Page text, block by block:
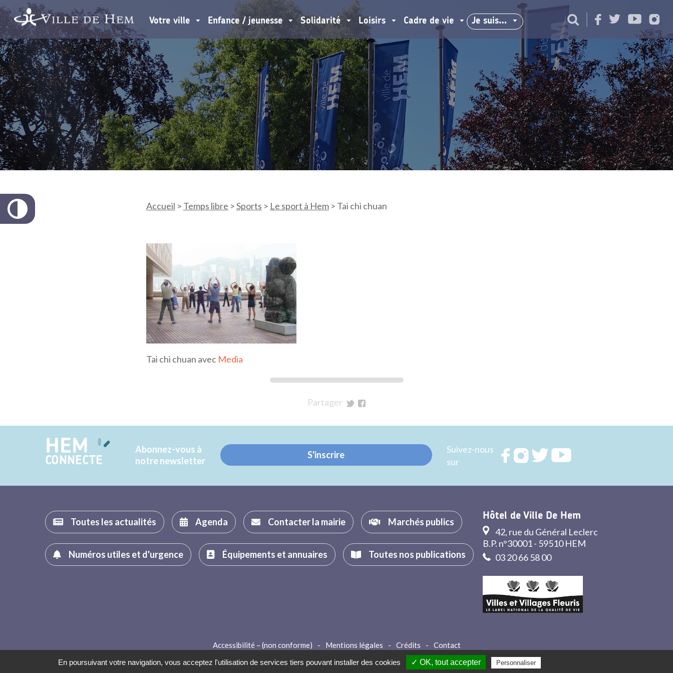
Votre ville Enfance / jeunesse Solidarité Loisirs Cadre de vie Je suis…
Accueil > Temps libre >Sports > Le sport à Hem> Tai chi chuan
Tai chi chuan avec Media
Partager
Twitter
Facebook
HEM
CONNECTE
Abonnez-vous à
notre newsletter
S'inscrire
Suivez-nous
sur
RejoignezRejoignezRejoignez
Toutes les actualités Agenda Contacter la mairie Marchés publics
Numéros utiles et d'urgence Équipements et annuaires Toutes nos publications
Hôtel de Ville De Hem
42, rue du Général Leclerc
B.P. n°30001 - 59510 HEM
03 20 66 58 00
Accessibilité – (non conforme) - Mentions légales - Crédits - Contact
En poursuivant votre navigation, vous acceptez l'utilisation de services tiers pouvant installer des cookies ✓ OK, tout accepter Personnaliser